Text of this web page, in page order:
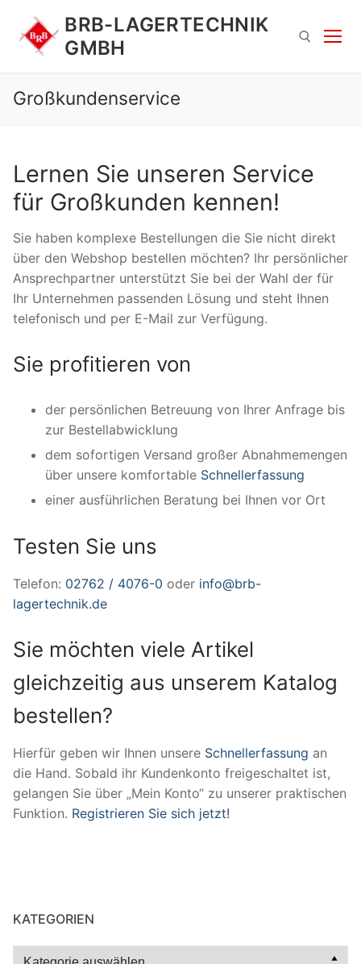
Inhalt
springen
BRB-LAGERTECHNIK
GMBH
Suchen nach:
Suchen
nach:
Großkundenservice
Lernen Sie unseren Service
für Großkunden kennen!
Sie haben komplexe Bestellungen die Sie nicht direkt
über den Webshop bestellen möchten? Ihr persönlicher
Ansprechpartner unterstützt Sie bei der Wahl der für
Ihr Unternehmen passenden Lösung und steht Ihnen
telefonisch und per E-Mail zur Verfügung.
Sie profitieren von
der persönlichen Betreuung von Ihrer Anfrage bis
zur Bestellabwicklung
dem sofortigen Versand großer Abnahmemengen
über unsere komfortable Schnellerfassung
einer ausführlichen Beratung bei Ihnen vor Ort
Testen Sie uns
Telefon: 02762 / 4076-0 oder info@brb-
lagertechnik.de
Sie möchten viele Artikel
gleichzeitig aus unserem Katalog
bestellen?
Hierfür geben wir Ihnen unsere Schnellerfassung an
die Hand. Sobald ihr Kundenkonto freigeschaltet ist,
gelangen Sie über „Mein Konto“ zu unserer praktischen
Funktion. Registrieren Sie sich jetzt!
KATEGORIEN
Kategorien